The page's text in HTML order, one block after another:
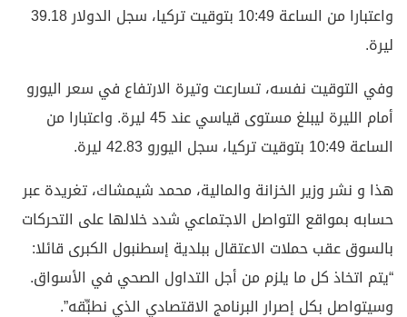
واعتبارا من الساعة 10:49 بتوقيت تركيا، سجل الدولار 39.18
ليرة.
وفي التوقيت نفسه، تسارعت وتيرة الارتفاع في سعر اليورو
أمام الليرة ليبلغ مستوى قياسي عند 45 ليرة. واعتبارا من
الساعة 10:49 بتوقيت تركيا، سجل اليورو 42.83 ليرة.
هذا و نشر وزير الخزانة والمالية، محمد شيمشاك، تغريدة عبر
حسابه بمواقع التواصل الاجتماعي شدد خلالها على التحركات
بالسوق عقب حملات الاعتقال ببلدية إسطنبول الكبرى قائلا:
“يتم اتخاذ كل ما يلزم من أجل التداول الصحي في الأسواق.
وسيتواصل بكل إصرار البرنامج الاقتصادي الذي نطبِّقه”.